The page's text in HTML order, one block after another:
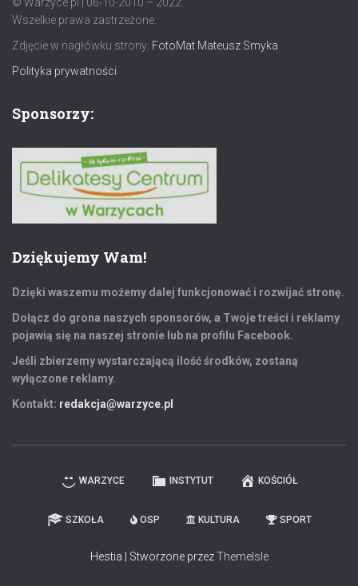
© Warzyce.pl | 06-10-2010 – 2022
Wszelkie prawa zastrzeżone.
Zdjęcie w nagłówku strony: FotoMat Mateusz Smyka
Polityka prywatności
Sponsorzy:
Dziękujemy Wam!
Dzięki waszemu możemy dalej funkcjonować i rozwijać stronę.
Dołącz do grona naszych sponsorów, a Twoje treści i reklamy
pojawią się na naszej stronie lub na profilu Facebook.
Jeśli zbierzemy wystarczającą ilość środków, zostaną
wyłączone reklamy.
Kontakt: redakcja@warzyce.pl
WARZYCE INSTYTUT KOŚCIÓŁ
SZKOŁA OSP KULTURA SPORT
Hestia | Stworzone przezThemeIsle